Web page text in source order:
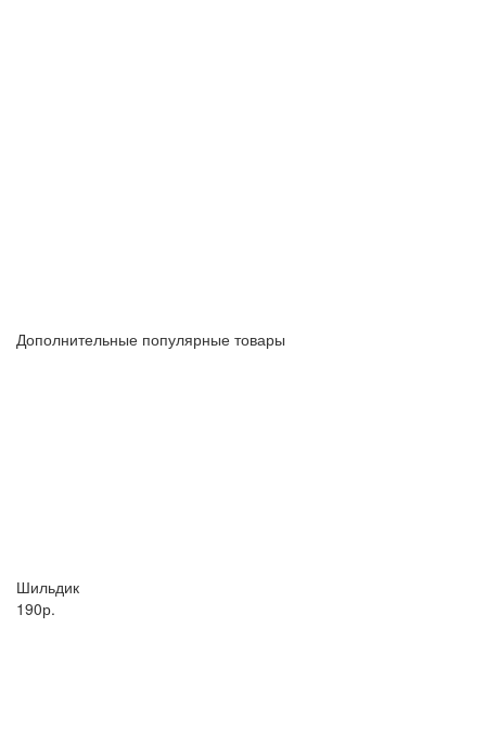
Дополнительные популярные товары
Шильдик
190р.